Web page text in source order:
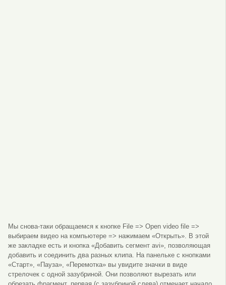
Мы снова-таки обращаемся к кнопке File => Open video file =>
выбираем видео на компьютере => нажимаем «Открыть». В этой
же закладке есть и кнопка «Добавить сегмент avi», позволяющая
добавить и соединить два разных клипа. На панельке с кнопками
«Старт», «Пауза», «Перемотка» вы увидите значки в виде
стрелочек с одной зазубриной. Они позволяют вырезать или